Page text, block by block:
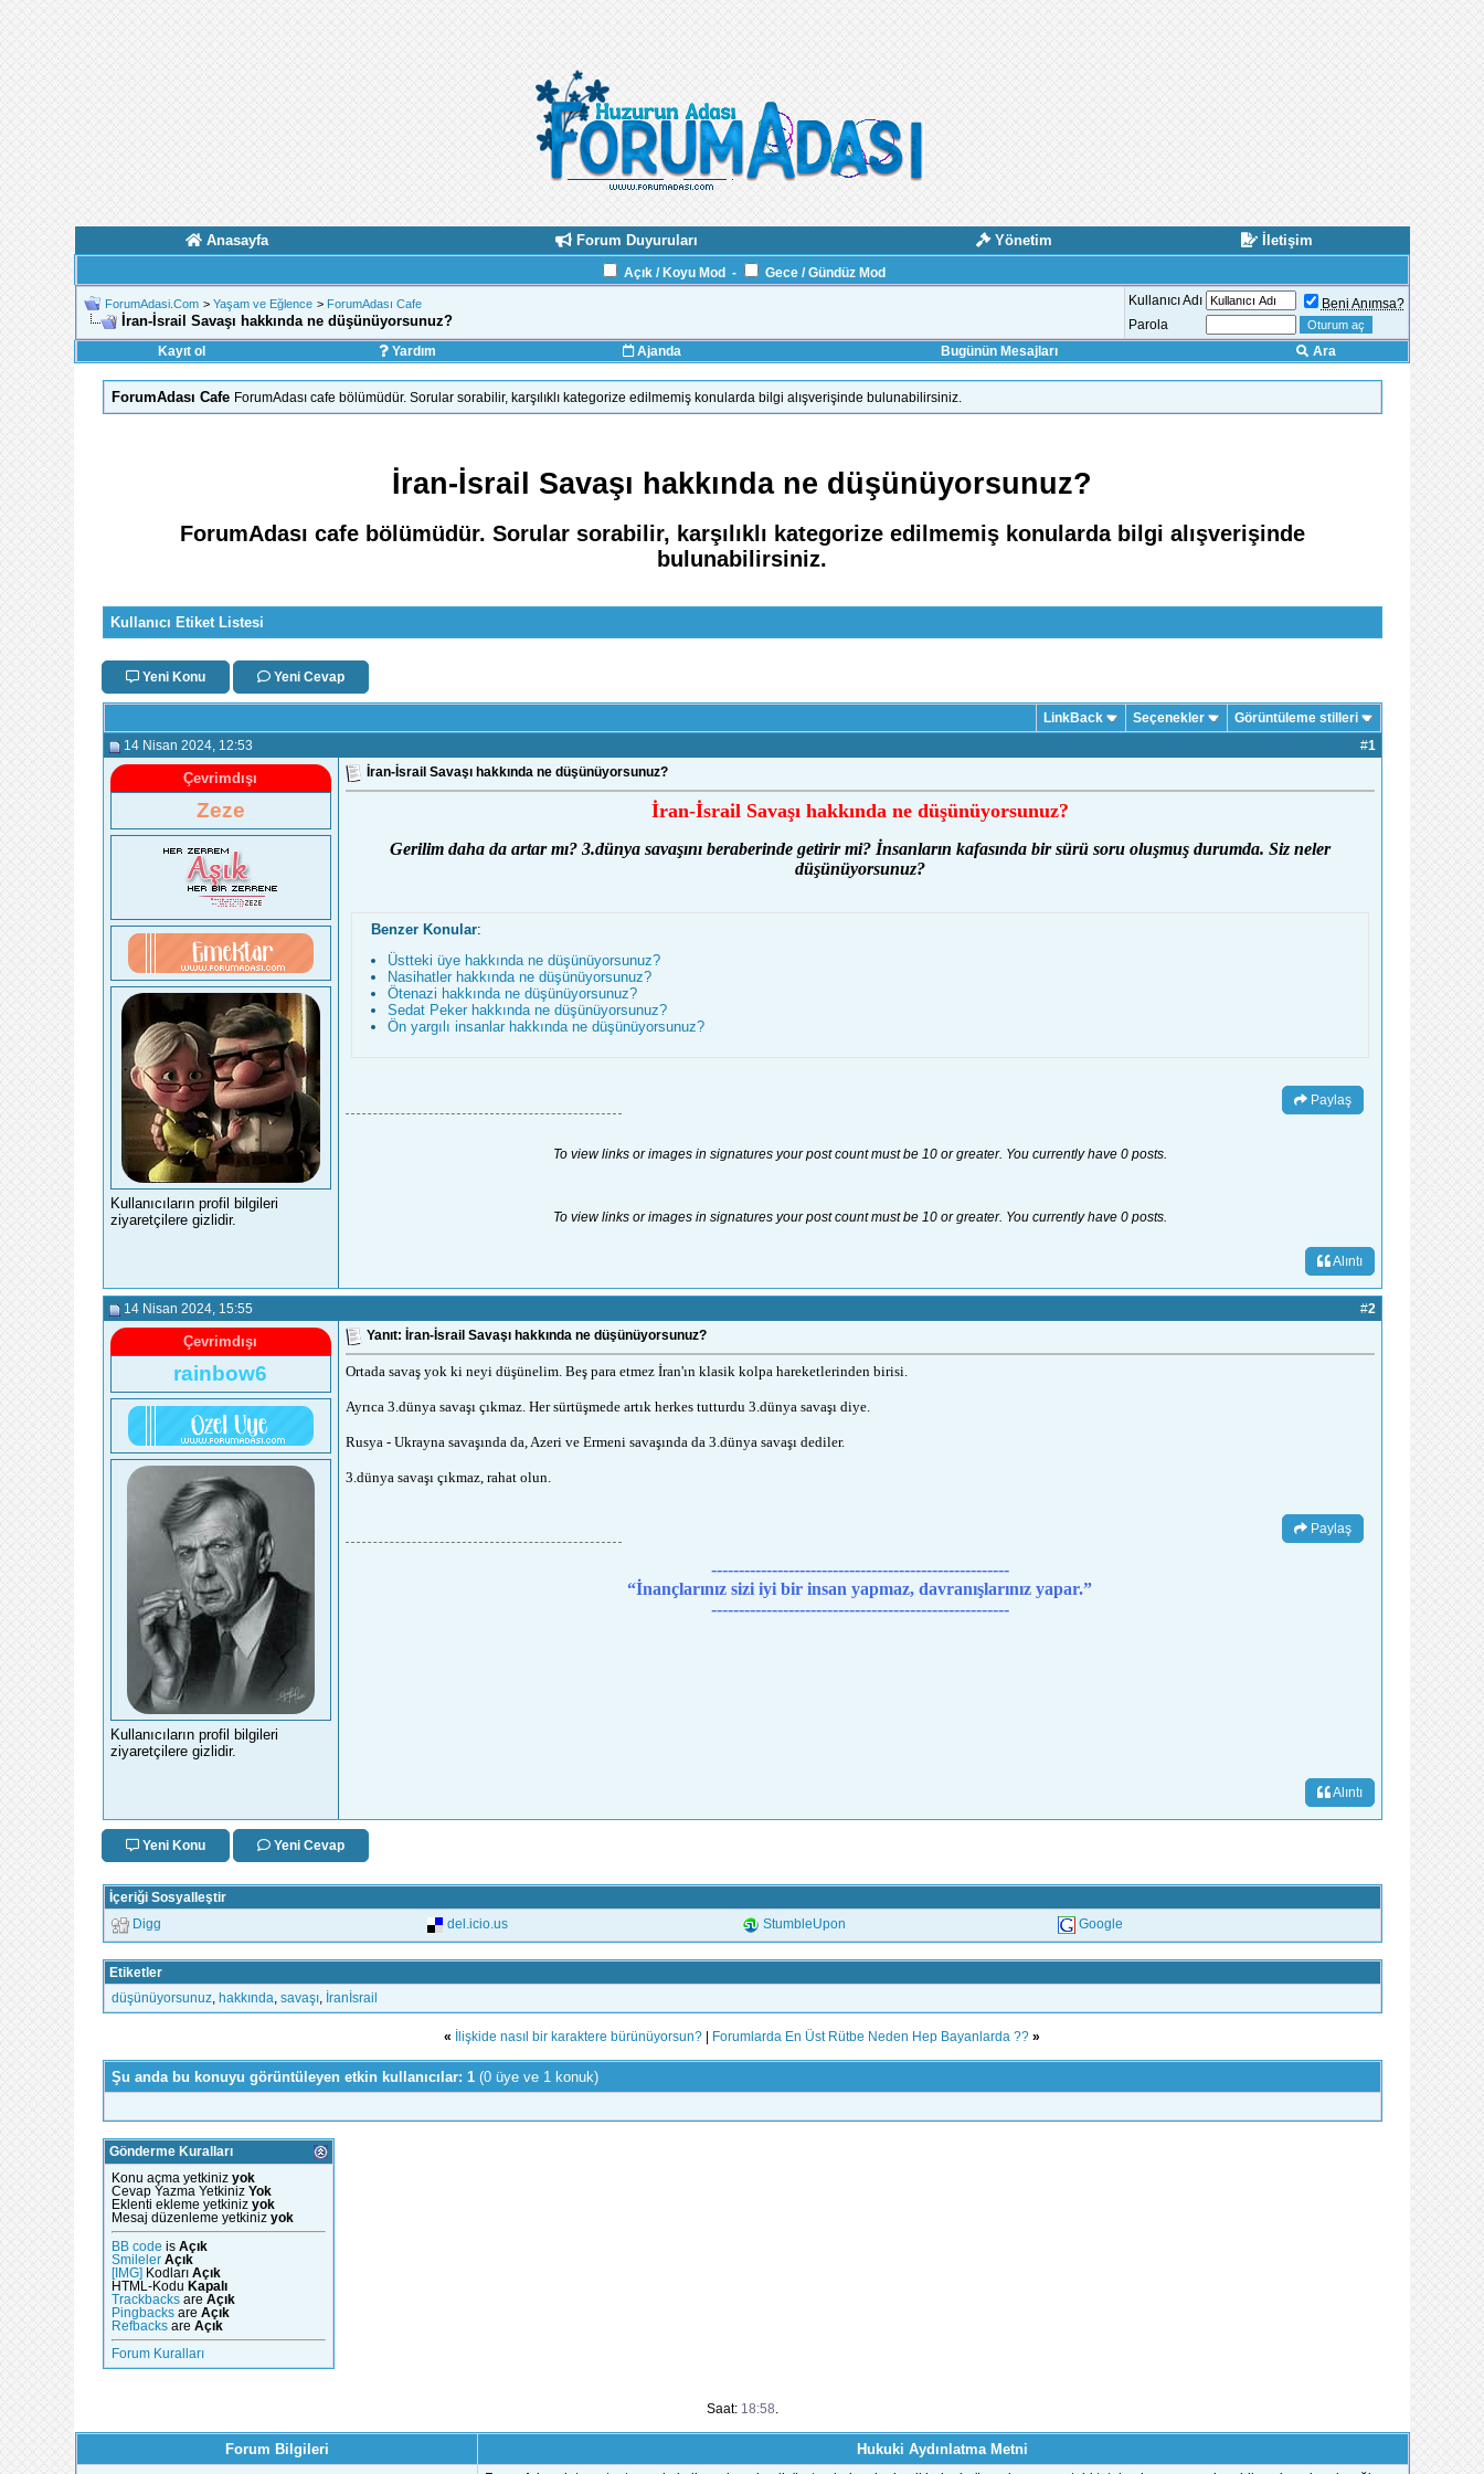
Anasayfa Forum Duyuruları Yönetim İletişim
Açık / Koyu Mod - Gece / Gündüz Mod
ForumAdasi.Com > Yaşam ve Eğlence > ForumAdası Cafe
İran-İsrail Savaşı hakkında ne düşünüyorsunuz?
Kullanıcı Adı
Beni Anımsa?
Parola
Kayıt ol
Yardım Ajanda Bugünün Mesajları Ara
ForumAdası Cafe ForumAdası cafe bölümüdür. Sorular sorabilir, karşılıklı kategorize edilmemiş konularda bilgi alışverişinde bulunabilirsiniz.
İran-İsrail Savaşı hakkında ne düşünüyorsunuz?
ForumAdası cafe bölümüdür. Sorular sorabilir, karşılıklı kategorize edilmemiş konularda bilgi alışverişinde
bulunabilirsiniz.
Kullanıcı Etiket Listesi
Yeni Konu Yeni Cevap
LinkBack Seçenekler Görüntüleme stilleri
14 Nisan 2024, 12:53 #1
Çevrimdışı
Zeze
Kullanıcıların profil bilgileri
ziyaretçilere gizlidir.
İran-İsrail Savaşı hakkında ne düşünüyorsunuz?
İran-İsrail Savaşı hakkında ne düşünüyorsunuz?
Gerilim daha da artar mı? 3.dünya savaşını beraberinde getirir mi? İnsanların kafasında bir sürü soru oluşmuş durumda. Siz neler
düşünüyorsunuz?
Benzer Konular:
Üstteki üye hakkında ne düşünüyorsunuz?
Nasihatler hakkında ne düşünüyorsunuz?
Ötenazi hakkında ne düşünüyorsunuz?
Sedat Peker hakkında ne düşünüyorsunuz?
Ön yargılı insanlar hakkında ne düşünüyorsunuz?
Paylaş
To view links or images in signatures your post count must be 10 or greater. You currently have 0 posts.
To view links or images in signatures your post count must be 10 or greater. You currently have 0 posts.
Alıntı
14 Nisan 2024, 15:55 #2
Çevrimdışı
rainbow6
Kullanıcıların profil bilgileri
ziyaretçilere gizlidir.
Yanıt: İran-İsrail Savaşı hakkında ne düşünüyorsunuz?
Ortada savaş yok ki neyi düşünelim. Beş para etmez İran'ın klasik kolpa hareketlerinden birisi.
Ayrıca 3.dünya savaşı çıkmaz. Her sürtüşmede artık herkes tutturdu 3.dünya savaşı diye.
Rusya - Ukrayna savaşında da, Azeri ve Ermeni savaşında da 3.dünya savaşı dediler.
3.dünya savaşı çıkmaz, rahat olun.
Paylaş
------------------------------------------------------
“İnançlarınız sizi iyi bir insan yapmaz, davranışlarınız yapar.”
------------------------------------------------------
Alıntı
Yeni Konu Yeni Cevap
İçeriği Sosyalleştir
Digg del.icio.us StumbleUpon Google
Etiketler
düşünüyorsunuz, hakkında savaşı, İranİsrail
« İlişkide nasıl bir karaktere bürünüyorsun? Forumlarda En Üst Rütbe Neden Hep Bayanlarda ?? »
Şu anda bu konuyu görüntüleyen etkin kullanıcılar: 1 (0 üye ve 1 konuk)
Gönderme Kuralları
Konu açma yetkiniz yok
Cevap Yazma Yetkiniz Yok
Eklenti ekleme yetkiniz yok
Mesaj düzenleme yetkiniz yok
BB code is Açık
Smileler Açık
[IMG] Kodları Açık
HTML-Kodu Kapalı
Trackbacksare Açık
Pingbacksare Açık
Refbacksare Açık
Forum Kuralları
Saat: 18:58
Forum Bilgileri
Hukuki Aydınlatma Metni